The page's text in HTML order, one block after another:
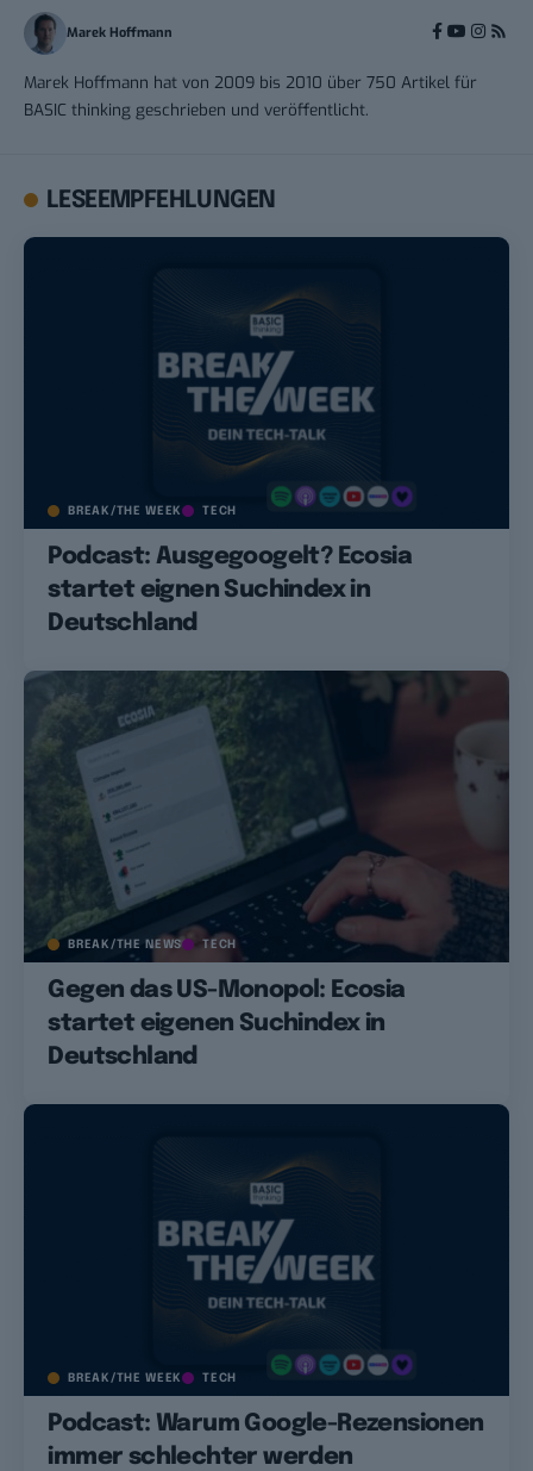
Marek Hoffmann
Marek Hoffmann hat von 2009 bis 2010 über 750 Artikel für
BASIC thinking geschrieben und veröffentlicht.
LESEEMPFEHLUNGEN
BREAK/THE WEEK TECH
Podcast: Ausgegoogelt? Ecosia
startet eignen Suchindex in
Deutschland
BREAK/THE NEWS TECH
Gegen das US-Monopol: Ecosia
startet eigenen Suchindex in
Deutschland
BREAK/THE WEEK TECH
Podcast: Warum Google-Rezensionen
immer schlechter werden